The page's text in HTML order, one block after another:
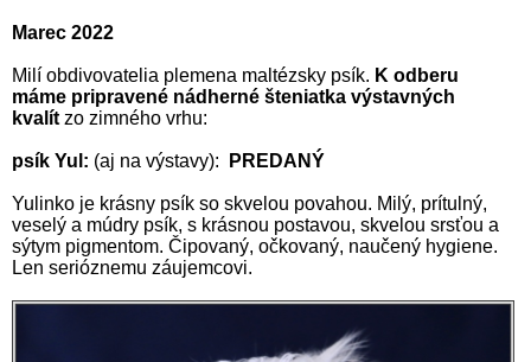
Marec 2022
Milí obdivovatelia plemena maltézsky psík. K odberu
máme pripravené nádherné šteniatka výstavných
kvalítzo zimného vrhu:
psík Yul: (aj na výstavy): PREDANÝ
Yulinko je krásny psík so skvelou povahou. Milý, prítulný,
veselý a múdry psík, s krásnou postavou, skvelou srsťou a
sýtym pigmentom. Čipovaný, očkovaný, naučený hygiene.
Len serióznemu záujemcovi.